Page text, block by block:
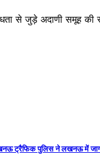
से जुड़े अदाणी समूह की
ट्रैफिक पुलिस ने लखनऊ में